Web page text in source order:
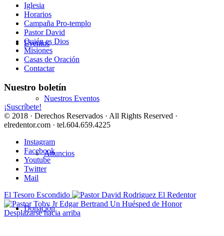
Eventos
Nuestros Eventos
Anuncios
Donación
Iglesia
Horarios
Campaña Pro-templo
Pastor David
Quién es Dios
Misiones
Casas de Oración
Contactar
Nuestro boletín
¡Suscríbete!
© 2018 · Derechos Reservados · All Rights Reserved ·
elredentor.com · tel.604.659.4225
Instagram
Facebook
Youtube
Twitter
Mail
El Tesoro Escondido
Un Huésped de Honor
Desplazarse hacia arriba